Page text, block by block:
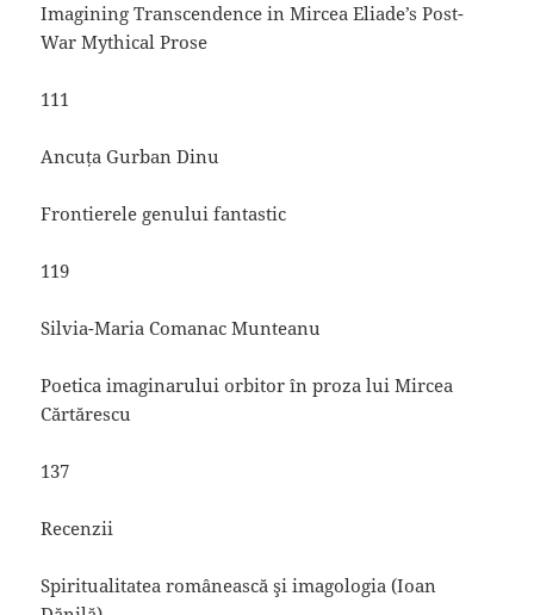
Imagining Transcendence in Mircea Eliade’s Post-
War Mythical Prose
111
Ancuța Gurban Dinu
Frontierele genului fantastic
119
Silvia-Maria Comanac Munteanu
Poetica imaginarului orbitor în proza lui Mircea
Cărtărescu
137
Recenzii
Spiritualitatea românească şi imagologia (Ioan